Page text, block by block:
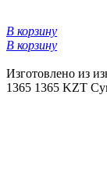
В корзину
В корзину
Изготовлено из
1365 1365 KZT